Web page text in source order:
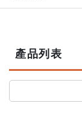
產品列表